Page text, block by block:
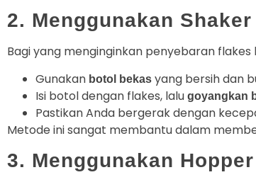
2. Menggunakan
Bagi yang menginginkan penyebaran
Gunakan botol bekas yang bersih dan
Isi botol dengan flakes, lalu goyangkan
Pastikan Anda bergerak dengan
Metode ini sangat membantu dalam
3. Menggunakan